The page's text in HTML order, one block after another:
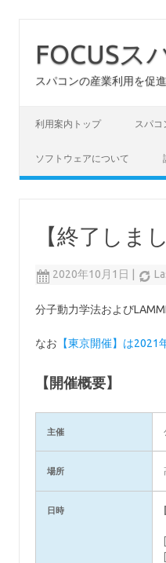
FOCUSス
スパコンの産業利用を促
利用案内トップ スパコ
ソフトウェアについて
【終了しま
2020年10月1日
分子動力学法および
なお 【東京開催】は
【開催概要】
主催
場所
日時